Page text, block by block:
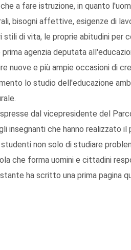
a fare istruzione, in quanto
bisogni affettive, esigenze di
di vita, le proprie abitudini per
agenzia deputata
nuove e più ampie occasioni di
lo studio dell'educazione
dal vicepresidente del
insegnanti che hanno realizzato
non solo di studiare
che forma uomini e cittadini
ha scritto una prima pagina